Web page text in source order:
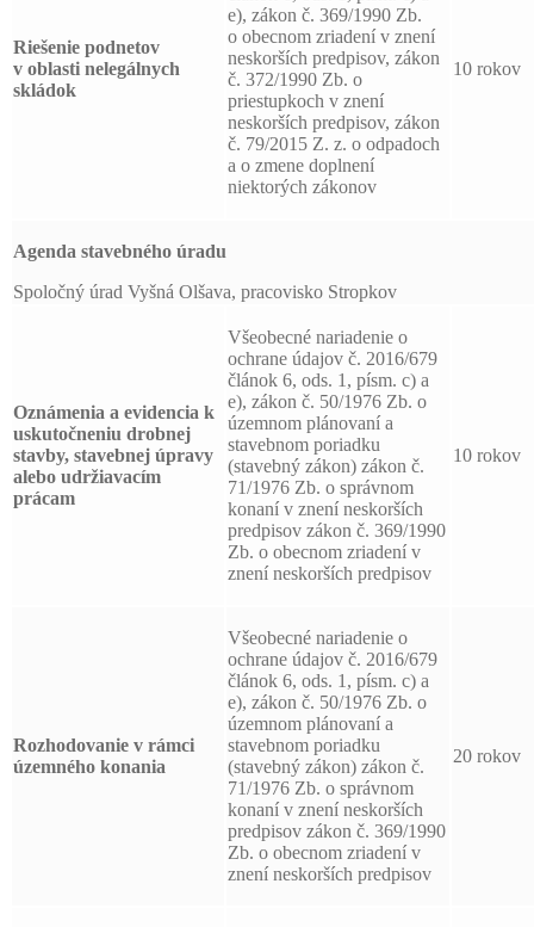
Riešenie podnetov
v oblasti nelegálnych
skládok
e), zákon č. 369/1990 Zb.
o obecnom zriadení v znení
neskorších predpisov, zákon
č. 372/1990 Zb. o
priestupkoch v znení
neskorších predpisov, zákon
č. 79/2015 Z. z. o odpadoch
a o zmene doplnení
niektorých zákonov
10 rokov
Agenda stavebného úradu
Spoločný úrad Vyšná Olšava, pracovisko Stropkov
Oznámenia a evidencia k
uskutočneniu drobnej
stavby, stavebnej úpravy
alebo udržiavacím
prácam
Všeobecné nariadenie o
ochrane údajov č. 2016/679
článok 6, ods. 1, písm. c) a
e), zákon č. 50/1976 Zb. o
územnom plánovaní a
stavebnom poriadku
(stavebný zákon) zákon č.
71/1976 Zb. o správnom
konaní v znení neskorších
predpisov zákon č. 369/1990
Zb. o obecnom zriadení v
znení neskorších predpisov
10 rokov
Rozhodovanie v rámci
územného konania
Všeobecné nariadenie o
ochrane údajov č. 2016/679
článok 6, ods. 1, písm. c) a
e), zákon č. 50/1976 Zb. o
územnom plánovaní a
stavebnom poriadku
(stavebný zákon) zákon č.
71/1976 Zb. o správnom
konaní v znení neskorších
predpisov zákon č. 369/1990
Zb. o obecnom zriadení v
znení neskorších predpisov
20 rokov